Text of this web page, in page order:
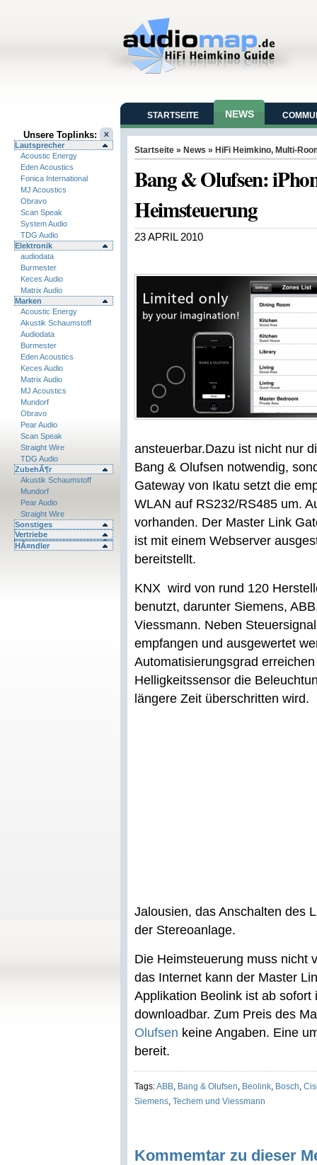
Unsere Toplinks:
Lautsprecher
Acoustic Energy
Eden Acoustics
Fonica International
MJ Acoustics
Obravo
Scan Speak
System Audio
TDG Audio
Elektronik
audiodata
Burmester
Keces Audio
Matrix Audio
Marken
Acoustic Energy
Akustik Schaumstoff
Audiodata
Burmester
Eden Acoustics
Keces Audio
Matrix Audio
MJ Acoustics
Mundorf
Obravo
Pear Audio
Scan Speak
Straight Wire
TDG Audio
ZubehÃ¶r
Akustik Schaumstoff
Mundorf
Pear Audio
Straight Wire
Sonstiges
Vertriebe
HÃ¤ndler
STARTSEITE NEWS
Startseite » News » HiFi Heimkino, Multi-
Bang & Olufsen:
Heimsteuerung
23 APRIL 2010
ansteuerbar.Dazu ist nicht nur
Bang & Olufsen notwendig,
Gateway von Ikatu setzt die
WLAN auf RS232/RS485 um.
vorhanden. Der Master Link
ist mit einem Webserver
bereitstellt.
KNX wird von rund 120
benutzt, darunter Siemens,
Viessmann. Neben
empfangen und ausgewertet
Automatisierungsgrad
Helligkeitssensor die
längere Zeit überschritten wird.
Jalousien, das Anschalten des
der Stereoanlage.
Die Heimsteuerung muss nicht
das Internet kann der Master
Applikation Beolink ist ab
downloadbar. Zum Preis des
Olufsen keine Angaben. Eine
bereit.
Tags:ABB Bang & Olufsen Beolink Bosch
Siemens Techem und Viessmann
Kommemtar zu dieser